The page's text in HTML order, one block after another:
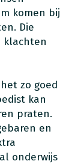
komen bij
Die
klachten
zo goed
kan
praten.
en
onderwijs